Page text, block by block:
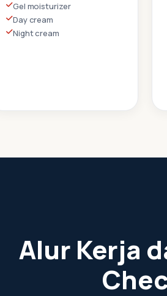
Gel moisturizer
Day cream
Night cream
Alur Kerja